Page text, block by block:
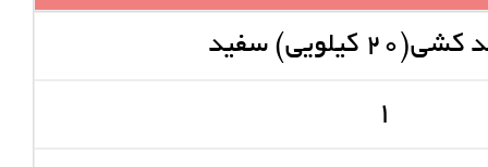
کیلویی) سفید
1